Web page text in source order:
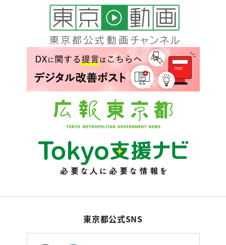
東京都公式SNS